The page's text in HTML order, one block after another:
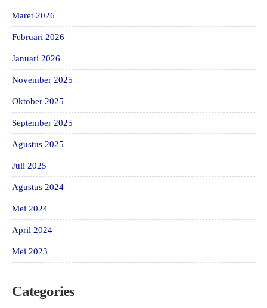
Maret 2026
Februari 2026
Januari 2026
November 2025
Oktober 2025
September 2025
Agustus 2025
Juli 2025
Agustus 2024
Mei 2024
April 2024
Mei 2023
Categories